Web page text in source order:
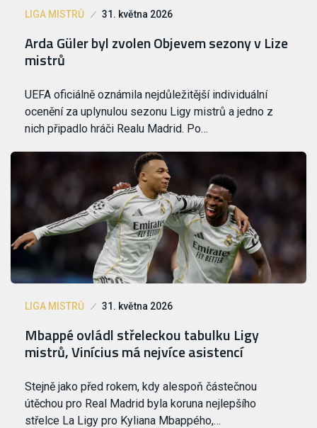
LIGA MISTRŮ 31. května 2026
Arda Güler byl zvolen Objevem sezony v Lize
mistrů
UEFA oficiálně oznámila nejdůležitější individuální
ocenění za uplynulou sezonu Ligy mistrů a jedno z
nich připadlo hráči Realu Madrid. Po…
LIGA MISTRŮ 31. května 2026
Mbappé ovládl střeleckou tabulku Ligy
mistrů, Vinícius má nejvíce asistencí
Stejně jako před rokem, kdy alespoň částečnou
útěchou pro Real Madrid byla koruna nejlepšího
střelce La Ligy pro Kyliana Mbappého,…